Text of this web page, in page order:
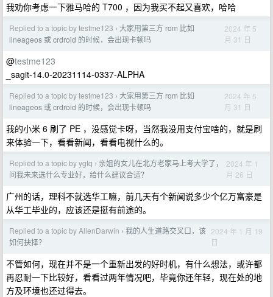
我劝你考虑一下雅马哈的 T700 ，因为我买不起又喜欢，哈哈
Replied to a topic by testme123 › 大家用第三方 rom 比如
lineageos 或 crdroid 的时候，会出现卡顿吗
2024 年 5
月 31 日
@testme123
_sagit-14.0-20231114-0337-ALPHA
Replied to a topic by testme123 › 大家用第三方 rom 比如
lineageos 或 crdroid 的时候，会出现卡顿吗
2024 年 5
月 31 日
我的小米 6 刷了 PE ，没感觉卡呀，当然我没用支付宝啥的，就是刷
来体验一下，看看新闻，看看电视什么的。
Replied to a topic by ygtq › 亲姐的女儿在北方老家马上考大学了，
问我未来选什么专业好，给什么建议合适？
2024 年 1
月 26 日
广州的话，理科不就选华工嘛，前几天有个新闻说多少个亿万富豪是
从华工毕业的，应该还是挺有前途的。
Replied to a topic by AllenDarwin › 我的人生道路交叉口，该
如何抉择？
2024 年 1 月 19
日
不管如何，现在并不是一个重新出发的好时机，有什么想法，或许都
再忍耐一下比较好，看看过两年情况吧，毕竟你还年轻，现在处的地
方及环境也还过得去。